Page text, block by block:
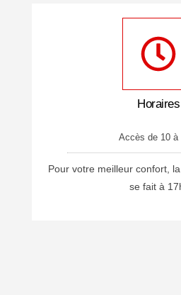
Horaires
Accès de 10 à
Pour votre meilleur confort,
se fait à